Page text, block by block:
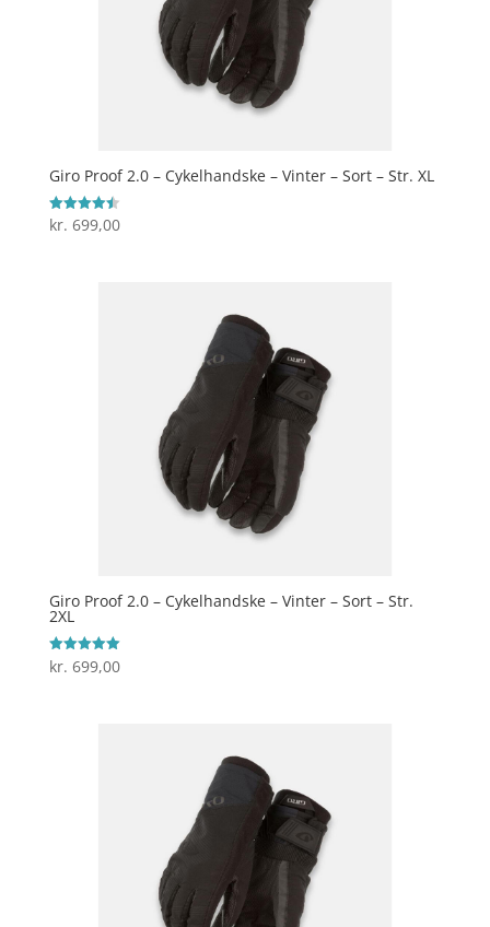
Giro Proof 2.0 – Cykelhandske – Vinter – Sort – Str. XL
Vurderet
4.5
kr. 699,00
Giro Proof 2.0 – Cykelhandske – Vinter – Sort – Str.
2XL
Vurderet
5
kr. 699,00